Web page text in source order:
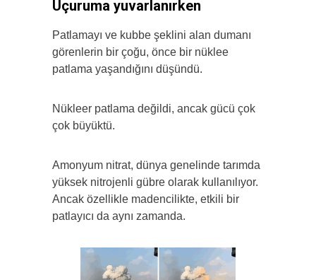
Uçuruma yuvarlanırken
Patlamayı ve kubbe şeklini alan dumanı
görenlerin bir çoğu, önce bir nüklee
patlama yaşandığını düşündü.
Nükleer patlama değildi, ancak gücü çok
çok büyüktü.
Amonyum nitrat, dünya genelinde tarımda
yüksek nitrojenli gübre olarak kullanılıyor.
Ancak özellikle madencilikte, etkili bir
patlayıcı da aynı zamanda.